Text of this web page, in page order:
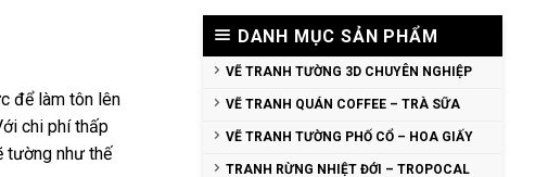
để làm tôn lên
chi phí thấp
tường như thế
DANH MỤC SẢN PHẨM
VẼ TRANH TƯỜNG 3D CHUYÊN NGHIỆP
VẼ TRANH QUÁN COFFEE – TRÀ SỮA
VẼ TRANH TƯỜNG PHỐ CỔ – HOA GIẤY
TRANH RỪNG NHIỆT ĐỚI – TROPOCAL